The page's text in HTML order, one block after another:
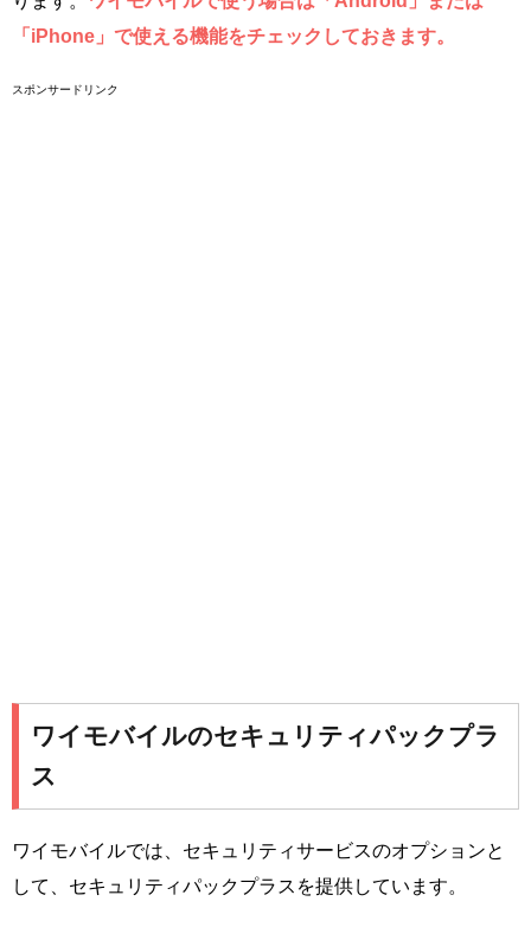
「iPhone」で使える機能をチェックしておきます。
スポンサードリンク
ワイモバイルのセキュリティパックプラ
ス
ワイモバイルでは、セキュリティサービスのオプションと
して、セキュリティパックプラスを提供しています。